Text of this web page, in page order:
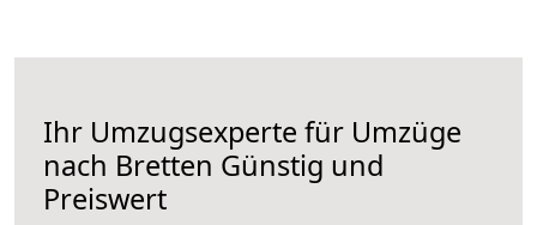
Ihr Umzugsexperte für Umzüge
nach Bretten Günstig und
Preiswert